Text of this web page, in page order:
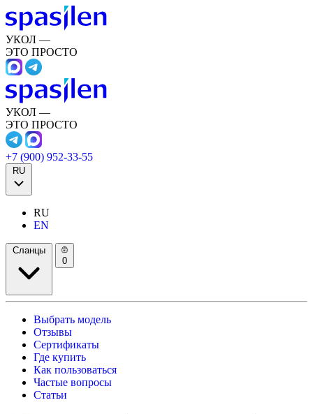
УКОЛ —
ЭТО ПРОСТО
УКОЛ —
ЭТО ПРОСТО
+7 (900) 952-33-55
RU
RU
EN
Сланцы
0
Выбрать модель
Отзывы
Сертификаты
Где купить
Как пользоваться
Частые вопросы
Статьи